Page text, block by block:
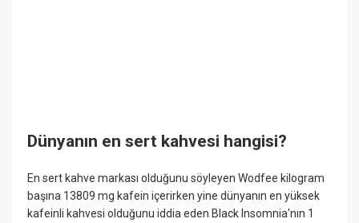
Dünyanın en sert kahvesi hangisi?
En sert kahve markası olduğunu söyleyen Wodfee kilogram
başına 13809 mg kafein içerirken yine dünyanın en yüksek
kafeinli kahvesi olduğunu iddia eden Black Insomnia'nın 1